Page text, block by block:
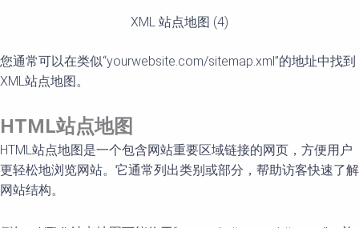
XML 站点地图 (4)
您通常可以在类似“yourwebsite.com/sitemap.xml”的地址中找到
XML站点地图。
HTML站点地图
HTML站点地图是一个包含网站重要区域链接的网页，方便用户
更轻松地浏览网站。它通常列出类别或部分，帮助访客快速了解
网站结构。